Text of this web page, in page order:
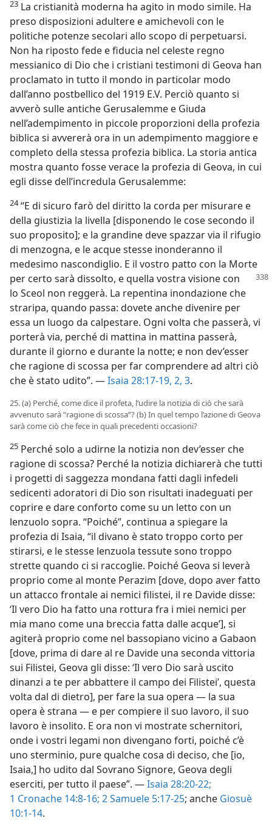
23 La cristianità moderna ha agito in modo simile. Ha
preso disposizioni adultere e amichevoli con le
politiche potenze secolari allo scopo di perpetuarsi.
Non ha riposto fede e fiducia nel celeste regno
messianico di Dio che i cristiani testimoni di Geova han
proclamato in tutto il mondo in particolar modo
dall’anno postbellico del 1919 E.V. Perciò quanto si
avverò sulle antiche Gerusalemme e Giuda
nell’adempimento in piccole proporzioni della profezia
biblica si avvererà ora in un adempimento maggiore e
completo della stessa profezia biblica. La storia antica
mostra quanto fosse verace la profezia di Geova, in cui
egli disse dell’incredula Gerusalemme:
24“E di sicuro farò del diritto la corda per misurare e
della giustizia la livella [disponendo le cose secondo il
suo proposito]; e la grandine deve spazzar via il rifugio
di menzogna, e le acque stesse inonderanno il
medesimo nascondiglio. E il vostro patto con la Morte
per certo sarà dissolto, e quella vostra visione con
lo Sceol non reggerà. La repentina inondazione che
straripa, quando passa: dovete anche divenire per
essa un luogo da calpestare. Ogni volta che passerà, vi
porterà via, perché di mattina in mattina passerà,
durante il giorno e durante la notte; e non dev’esser
che ragione di scossa per far comprendere ad altri ciò
che è stato udito”. —Isaia 28:17-19, 2, 3.
25. (a) Perché, come dice il profeta, l’udire la notizia di ciò che sarà
avvenuto sarà “ragione di scossa”? (b) In quel tempo l’azione di Geova
sarà come ciò che fece in quali precedenti occasioni?
25 Perché solo a udirne la notizia non dev’esser che
ragione di scossa? Perché la notizia dichiarerà che tutti
i progetti di saggezza mondana fatti dagli infedeli
sedicenti adoratori di Dio son risultati inadeguati per
coprire e dare conforto come su un letto con un
lenzuolo sopra. “Poiché”, continua a spiegare la
profezia di Isaia, “il divano è stato troppo corto per
stirarsi, e le stesse lenzuola tessute sono troppo
strette quando ci si raccoglie. Poiché Geova si leverà
proprio come al monte Perazim [dove, dopo aver fatto
un attacco frontale ai nemici filistei, il re Davide disse:
‘Il vero Dio ha fatto una rottura fra i miei nemici per
mia mano come una breccia fatta dalle acque’], si
agiterà proprio come nel bassopiano vicino a Gabaon
[dove, prima di dare al re Davide una seconda vittoria
sui Filistei, Geova gli disse: ‘Il vero Dio sarà uscito
dinanzi a te per abbattere il campo dei Filistei’, questa
volta dal di dietro], per fare la sua opera — la sua
opera è strana — e per compiere il suo lavoro, il suo
lavoro è insolito. E ora non vi mostrate schernitori,
onde i vostri legami non divengano forti, poiché c’è
uno sterminio, pure qualche cosa di deciso, che [io,
Isaia,] ho udito dal Sovrano Signore, Geova degli
eserciti, per tutto il paese”. —Isaia 28:20-22;
1 Cronache 14:8-16; 2 Samuele 5:17-25; anche Giosuè
10:1-14.